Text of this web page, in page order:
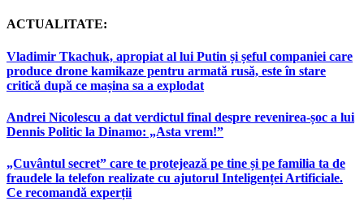
ACTUALITATE:
Vladimir Tkachuk, apropiat al lui Putin și șeful companiei care
produce drone kamikaze pentru armată rusă, este în stare
critică după ce mașina sa a explodat
Andrei Nicolescu a dat verdictul final despre revenirea-șoc a lui
Dennis Politic la Dinamo: „Asta vrem!”
„Cuvântul secret” care te protejează pe tine și pe familia ta de
fraudele la telefon realizate cu ajutorul Inteligenței Artificiale.
Ce recomandă experții